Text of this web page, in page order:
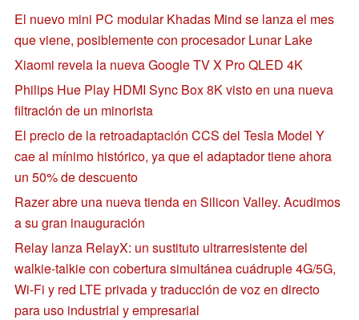
El nuevo mini PC modular Khadas Mind se lanza el mes
que viene, posiblemente con procesador Lunar Lake
Xiaomi revela la nueva Google TV X Pro QLED 4K
Philips Hue Play HDMI Sync Box 8K visto en una nueva
filtración de un minorista
El precio de la retroadaptación CCS del Tesla Model Y
cae al mínimo histórico, ya que el adaptador tiene ahora
un 50% de descuento
Razer abre una nueva tienda en Silicon Valley. Acudimos
a su gran inauguración
Relay lanza RelayX: un sustituto ultrarresistente del
walkie-talkie con cobertura simultánea cuádruple 4G/5G,
Wi-Fi y red LTE privada y traducción de voz en directo
para uso industrial y empresarial